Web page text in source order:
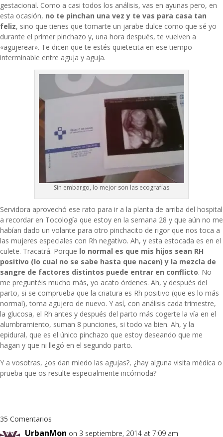
gestacional. Como a casi todos los análisis, vas en ayunas pero, en
esta ocasión, no te pinchan una vez y te vas para casa tan
feliz, sino que tienes que tomarte un jarabe dulce como que sé yo
durante el primer pinchazo y, una hora después, te vuelven a
«agujerear». Te dicen que te estés quietecita en ese tiempo
interminable entre aguja y aguja.
Sin embargo, lo mejor son las ecografías
Servidora aprovechó ese rato para ir a la planta de arriba del hospital
a recordar en Tocología que estoy en la semana 28 y que aún no me
habían dado un volante para otro pinchacito de rigor que nos toca a
las mujeres especiales con Rh negativo. Ah, y esta estocada es en el
culete. Tracatrá. Porque lo normal es que mis hijos sean RH
positivo (lo cual no se sabe hasta que nacen) y la mezcla de
sangre de factores distintos puede entrar en conflicto. No
me preguntéis mucho más, yo acato órdenes. Ah, y después del
parto, si se comprueba que la criatura es Rh positivo (que es lo más
normal), toma agujero de nuevo. Y así, con análisis cada trimestre,
la glucosa, el Rh antes y después del parto más cogerte la vía en el
alumbramiento, suman 8 punciones, si todo va bien. Ah, y la
epidural, que es el único pinchazo que estoy deseando que me
hagan y que ni llegó en el segundo parto.
Y a vosotras, ¿os dan miedo las agujas?, ¿hay alguna visita médica o
prueba que os resulte especialmente incómoda?
35 Comentarios
UrbanMon on 3 septiembre, 2014 at 7:09 am